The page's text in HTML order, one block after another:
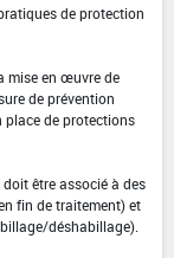
de protection
mise en œuvre de
de prévention
place de protections
être associé à des
fin de traitement) et
déshabillage).